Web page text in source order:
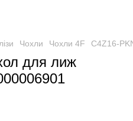
Чохли Чохли 4F C4Z16-
для лиж